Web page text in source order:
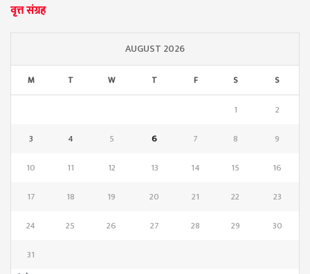
वृत्त संग्रह
AUGUST 2026
M T W T F S S
1
2
3
4 5 6 7 8
9
10
11 12 13 14 15
16
17
18 19 20 21 22
23
24
25 26 27 28 29
30
31